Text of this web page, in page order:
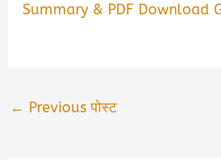
Summary & PDF Download
← Previous पोस्ट